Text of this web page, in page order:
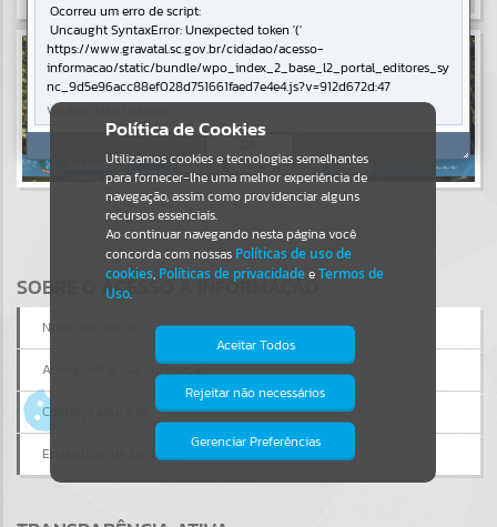
Resultados para""
Portais
Por favor, aguarde...
NOTÍCIAS
Por favor, aguarde...
Por favor, aguarde...
SOBRE O ACESSO À INFORMAÇÃO
Nova Solicitação
Acompanhar sua Solicitação
Conheça aqui a lei
Estatísticas de Solicitações
Política de Cookies
Utilizamos cookies e tecnologias semelhantes
para fornecer-lhe uma melhor experiência de
navegação, assim como providenciar alguns
recursos essenciais.
Ao continuar navegando nesta página você
concorda com nossas Políticas de uso de
cookies, Políticas de privacidadeeTermos de
Uso.
Aceitar Todos
Rejeitar não necessários
Gerenciar Preferências
Isto significa que diversos recursos
providenciados poderão não estar
Ocorreu um erro de script:
Uncaught SyntaxError: Unexpected token '('
https://www.gravatal.sc.gov.br/cidadao/acesso-
informacao/static/bundle/wpo_index_2_base_l2_portal_editores_sy
nc_9d5e96acc88ef028d751661faed7e4e4.js?v=912d672d:47
Verificar Mais Detalhes